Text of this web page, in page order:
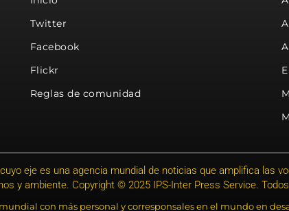
Twitter
Facebook
Flickr
Reglas de comunidad
eje es una agencia mundial de noticias que amplifica las
y ambiente. Copyright © 2025 IPS-Inter Press Service.
con más personal y corresponsales en el mundo en